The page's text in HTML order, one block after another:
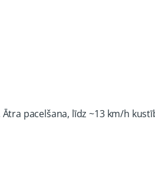
pacelšana, līdz ~13 km/h